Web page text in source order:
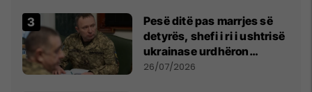
Pesë ditë pas marrjes së
detyrës, shefi i ri i ushtrisë
ukrainase urdhëron
kontroll të madh
26/07/2026